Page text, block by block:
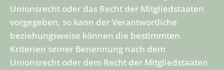
Unionsrecht oder das Recht der Mitgliedstaaten
vorgegeben, so kann der Verantwortliche
beziehungsweise können die bestimmten
Kriterien seiner Benennung nach dem
Unionsrecht oder dem Recht der Mitgliedstaaten